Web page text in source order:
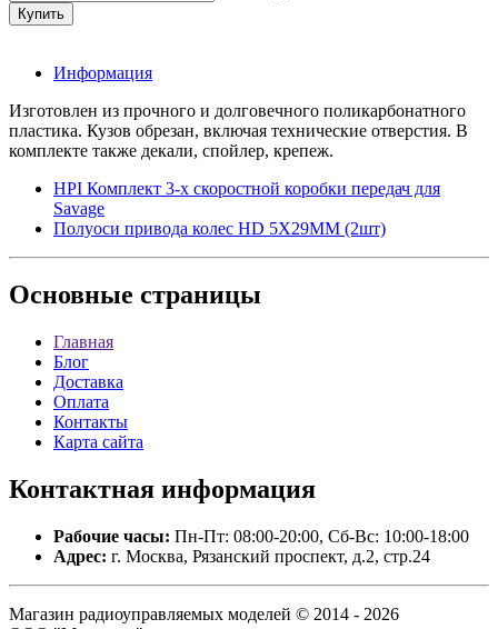
Информация
Изготовлен из прочного и долговечного поликарбонатного
пластика. Кузов обрезан, включая технические отверстия. В
комплекте также декали, спойлер, крепеж.
HPI Комплект 3-х скоростной коробки передач для
Savage
Полуоси привода колес HD 5X29MM (2шт)
Основные страницы
Главная
Блог
Доставка
Оплата
Контакты
Карта сайта
Контактная информация
Рабочие часы: Пн-Пт: 08:00-20:00, Сб-Вс: 10:00-18:00
Адрес: г. Москва, Рязанский проспект, д.2, стр.24
Магазин радиоуправляемых моделей © 2014 - 2026